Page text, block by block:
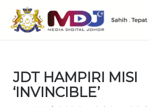
JDT HAMPIRI MISI
‘INVINCIBLE’